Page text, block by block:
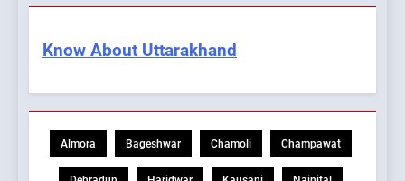
Before!
UTTARAKHAND TRAVEL GUIDE
7
What is UCC in Uttarakhand?
उत्तराखंड UCC क्या है?
Know About Uttarakhand
Almora Bageshwar Chamoli Champawat